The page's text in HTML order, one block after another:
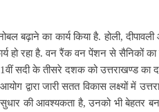
बढ़ाने का कार्य किया है. होली,
रहा है. वन रैंक वन पेंशन से सैनिकों का
सदी के तीसरे दशक को उत्तराखण्ड
द्वारा जारी सतत विकास लक्ष्यों में
की आवश्यकता है, उनको भी बेहतर